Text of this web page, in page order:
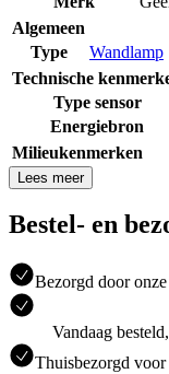
Algemeen
Type
Wandlamp
Technische
Type sensor
Energiebron
Milieukenmerken
Lees meer
Bestel- en
Bezorgd door
Vandaag
Thuisbezorgd